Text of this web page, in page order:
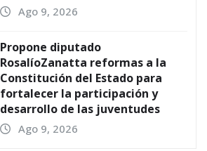
Ago 9, 2026
Propone diputado
RosalíoZanatta reformas a la
Constitución del Estado para
fortalecer la participación y
desarrollo de las juventudes
Ago 9, 2026